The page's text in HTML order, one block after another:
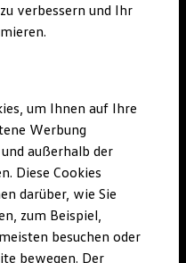
verbessern und Ihr
um Ihnen auf Ihre
Werbung
außerhalb der
Diese Cookies
darüber, wie Sie
zum Beispiel,
besuchen oder
bewegen. Der